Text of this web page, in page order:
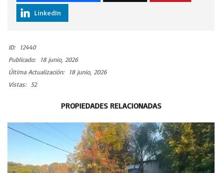
LinkedIn
ID:
12440
Publicado:
18 junio, 2026
Última Actualización:
18 junio, 2026
Vistas:
52
PROPIEDADES RELACIONADAS